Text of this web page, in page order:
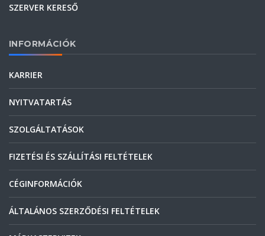
SZERVER KERESŐ
INFORMÁCIÓK
KARRIER
NYITVATARTÁS
SZOLGÁLTATÁSOK
FIZETÉSI ÉS SZÁLLÍTÁSI FELTÉTELEK
CÉGINFORMÁCIÓK
ÁLTALÁNOS SZERZŐDÉSI FELTÉTELEK